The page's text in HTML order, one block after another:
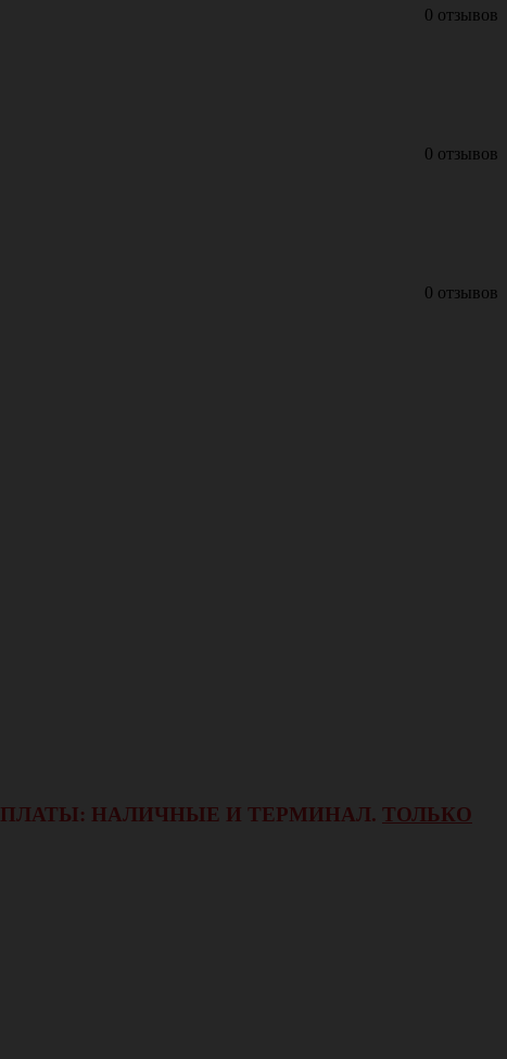
0 отзывов
0 отзывов
0 отзывов
НАЛИЧНЫЕ И ТЕРМИНАЛ. ТОЛЬКО